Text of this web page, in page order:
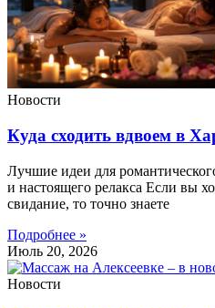
Новости
Куда сходить вдвоем в
Лучшие идеи для
и настоящего релакса Если вы
свидание, то точно знаете
Подробнее »
Июль 20, 2026
Новости